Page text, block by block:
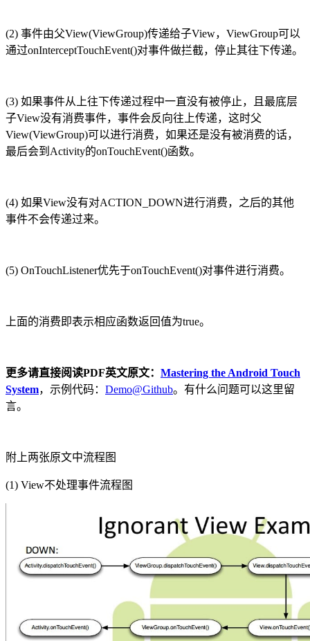
(2) 事件由父View(ViewGroup)传递给子View，ViewGroup可以
通过onInterceptTouchEvent()对事件做拦截，停止其往下传递。
(3) 如果事件从上往下传递过程中一直没有被停止，且最底层
子View没有消费事件，事件会反向往上传递，这时父
View(ViewGroup)可以进行消费，如果还是没有被消费的话，
最后会到Activity的onTouchEvent()函数。
(4) 如果View没有对ACTION_DOWN进行消费，之后的其他
事件不会传递过来。
(5) OnTouchListener优先于onTouchEvent()对事件进行消费。
上面的消费即表示相应函数返回值为true。
更多请直接阅读PDF英文原文： Mastering the Android Touch
System，示例代码： Demo@Github。有什么问题可以这里留
言。
附上两张原文中流程图
(1) View不处理事件流程图